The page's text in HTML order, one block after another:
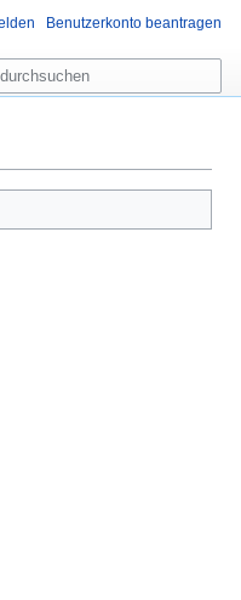
Benutzerkonto beantragen